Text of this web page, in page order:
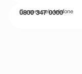
Compre pelo telefone
0800 347 0000